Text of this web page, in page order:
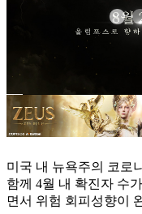
미국 내 뉴욕주의 코로
함께 4월 내 확진자 수
면서 위험 회피성향이